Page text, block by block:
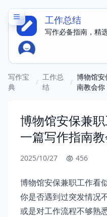
工作总结
写作必备指南，精
写作宝
典
/
工作总
结
/
博物馆
南教会你
博物馆安保兼
一篇写作指南
2025/10/27 456
博物馆安保兼职工作看
你是否遇到过突发情况
或是对工作流程不够熟